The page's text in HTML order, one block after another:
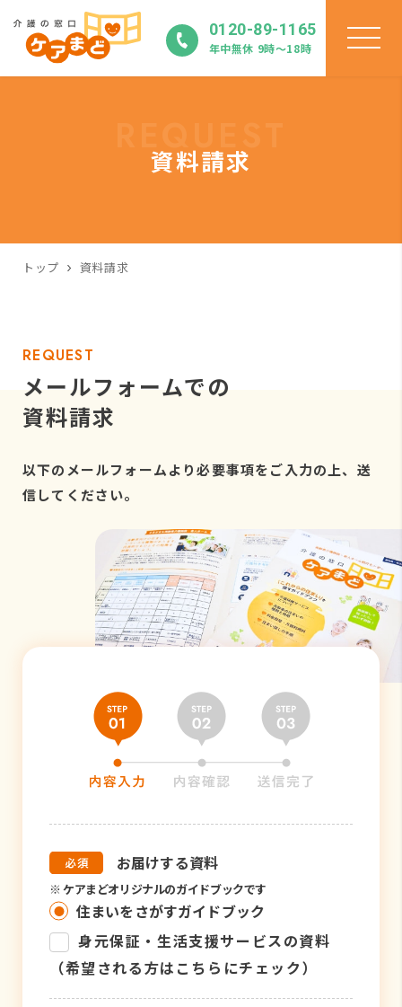
0120-89-1165
年中無休 9時〜18時
資料請求
トップ 資料請求
REQUEST
メールフォームでの
資料請求
以下のメールフォームより必要事項をご入力の上、送
信してください。
お届けする資料
※ ケアまどオリジナルのガイドブックです
住まいをさがすガイドブック
身元保証・生活支援サービスの資料
（希望される方はこちらにチェック）